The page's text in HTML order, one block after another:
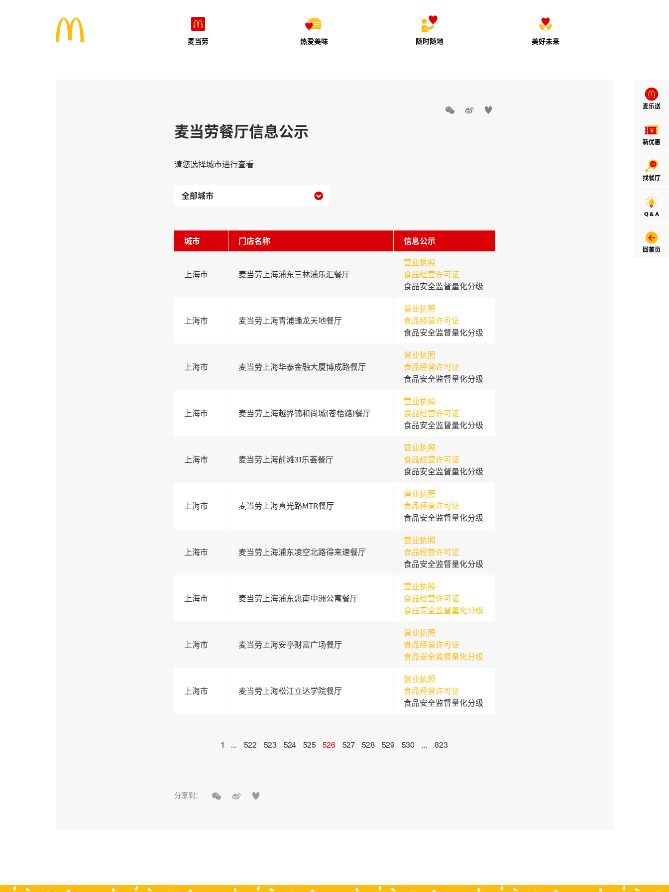
麦当劳 热爱美味 随时随地 美好未来
麦乐送
新优惠
找餐厅
Q & A
回首页
  
麦当劳餐厅信息公示
请您选择城市进行查看

城市 门店名称 信息公示
上海市 麦当劳上海浦东三林浦乐汇餐厅
营业执照
食品经营许可证
食品安全监督量化分级
上海市 麦当劳上海青浦蟠龙天地餐厅
营业执照
食品经营许可证
食品安全监督量化分级
上海市 麦当劳上海华泰金融大厦博成路餐厅
营业执照
食品经营许可证
食品安全监督量化分级
上海市 麦当劳上海越界锦和尚城(苍梧路)餐厅
营业执照
食品经营许可证
食品安全监督量化分级
上海市 麦当劳上海前滩31乐荟餐厅
营业执照
食品经营许可证
食品安全监督量化分级
上海市 麦当劳上海真光路MTR餐厅
营业执照
食品经营许可证
食品安全监督量化分级
上海市 麦当劳上海浦东凌空北路得来速餐厅
营业执照
食品经营许可证
食品安全监督量化分级
上海市 麦当劳上海浦东惠南中洲公寓餐厅
营业执照
食品经营许可证
食品安全监督量化分级
上海市 麦当劳上海安亭财富广场餐厅
营业执照
食品经营许可证
食品安全监督量化分级
上海市 麦当劳上海松江立达学院餐厅
营业执照
食品经营许可证
食品安全监督量化分级
1 ... 522 523 524 525 526 527 528 529 530 ... 823
分享到：   